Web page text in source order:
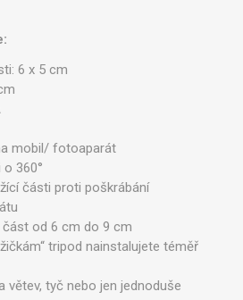
6 x 5 cm
mobil/ fotoaparát
360°
části proti poškrábání
od 6 cm do 9 cm
tripod nainstalujete téměř
větev, tyč nebo jen jednoduše